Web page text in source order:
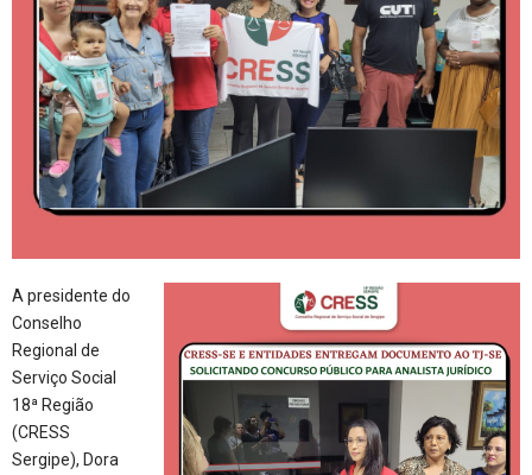
A presidente do
Conselho
Regional de
Serviço Social
18ª Região
(CRESS
Sergipe), Dora